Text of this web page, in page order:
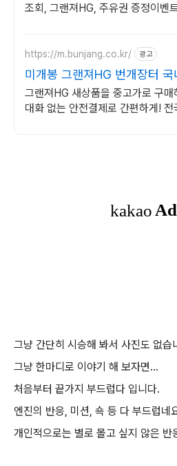
조회, 그랜져HG, 주유권 증정이벤
https://m.bunjang.co.kr/ 광고
미개봉 그랜져HG 번개장터 국
브랜드 중고거래
그랜져HG 새상품을 중고가로 구매
대화 없는 안전결제로 간편하게! 전
그냥 간단히 시승해 봐서 사진도 없습
그냥 한마디로 이야기 해 보자면...
처음부터 끝가지 부드럽다 입니다.
엔진의 반응, 미션, 쇽 등 다 부드럽네
개인적으로는 별로 몰고 싶지 않은 반